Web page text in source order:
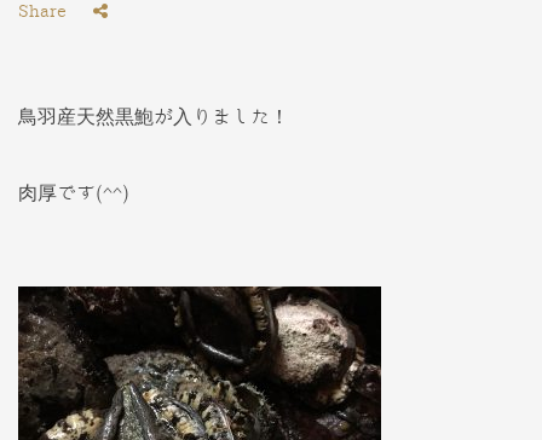
Share
鳥羽産天然黒鮑が入りました！
肉厚です(^^)